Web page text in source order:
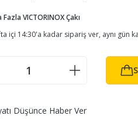
Fazla VICTORINOX Çakı
içi 14:30'a kadar sipariş ver, aynı gün
Düşünce Haber Ver